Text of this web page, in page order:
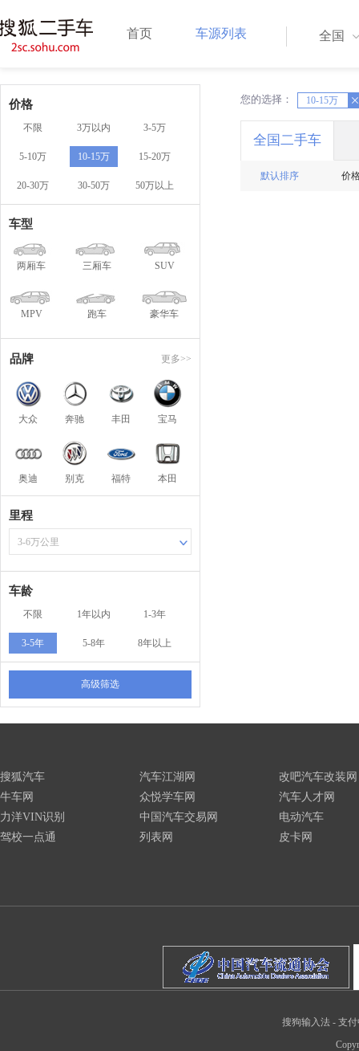
首页 车源列表 全国
价格
不限 3万以内 3-5万
5-10万 10-15万 15-20万
20-30万 30-50万 50万以上
车型
两厢车 三厢车 SUV
MPV 跑车 豪华车
品牌 更多>>
大众 奔驰 丰田 宝马
奥迪 别克 福特 本田
里程
3-6万公里
车龄
不限 1年以内 1-3年
3-5年 5-8年 8年以上
高级筛选
您的选择： 10-15万
X X
全国二手车
默认排序 价
搜狐汽车
牛车网
力洋VIN识别
驾校一点通
汽车江湖网
众悦学车网
中国汽车交易网
列表网
改吧汽车改装网
汽车人才网
电动汽车
皮卡网
搜狗输入法- 支